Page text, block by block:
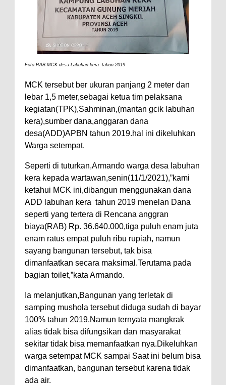
Foto RAB MCK desa Labuhan kera tahun 2019
MCK tersebut ber ukuran panjang 2 meter dan
lebar 1,5 meter,sebagai ketua tim pelaksana
kegiatan(TPK),Sahminan,(mantan gcik labuhan
kera),sumber dana,anggaran dana
desa(ADD)APBN tahun 2019.hal ini dikeluhkan
Warga setempat.
Seperti di tuturkan,Armando warga desa labuhan
kera kepada wartawan,senin(11/1/2021),”kami
ketahui MCK ini,dibangun menggunakan dana
ADD labuhan kera tahun 2019 menelan Dana
seperti yang tertera di Rencana anggran
biaya(RAB) Rp. 36.640.000,tiga puluh enam juta
enam ratus empat puluh ribu rupiah, namun
sayang bangunan tersebut, tak bisa
dimanfaatkan secara maksimal.Terutama pada
bagian toilet,”kata Armando.
Ia melanjutkan,Bangunan yang terletak di
samping mushola tersebut diduga sudah di bayar
100% tahun 2019.Namun ternyata mangkrak
alias tidak bisa difungsikan dan masyarakat
sekitar tidak bisa memanfaatkan nya.Dikeluhkan
warga setempat MCK sampai Saat ini belum bisa
dimanfaatkan, bangunan tersebut karena tidak
ada air.